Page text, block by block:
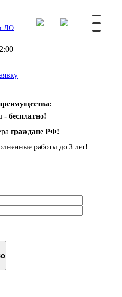
ЛО
:
- бесплатно!
граждане РФ!
работы до 3 лет!